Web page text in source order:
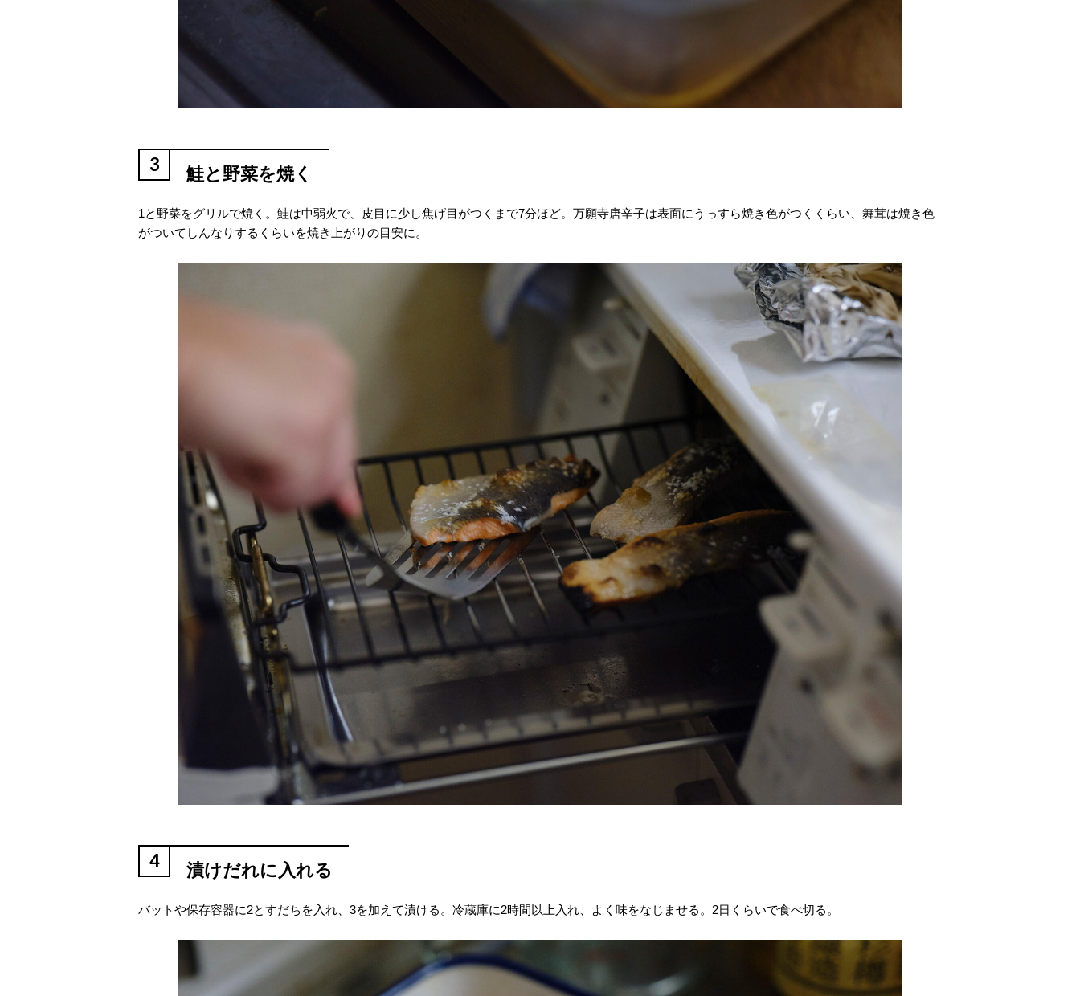
3 鮭と野菜を焼く
1と野菜をグリルで焼く。鮭は中弱火で、皮目に少し焦げ目がつくまで7分ほど。万願寺唐辛子は表面にうっすら焼き色がつくくらい、舞茸は焼き色
がついてしんなりするくらいを焼き上がりの目安に。
4 漬けだれに入れる
バットや保存容器に2とすだちを入れ、3を加えて漬ける。冷蔵庫に2時間以上入れ、よく味をなじませる。2日くらいで食べ切る。